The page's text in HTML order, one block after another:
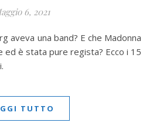
6, 2021
ed è stata pure regista? Ecco i 15
TUTTO